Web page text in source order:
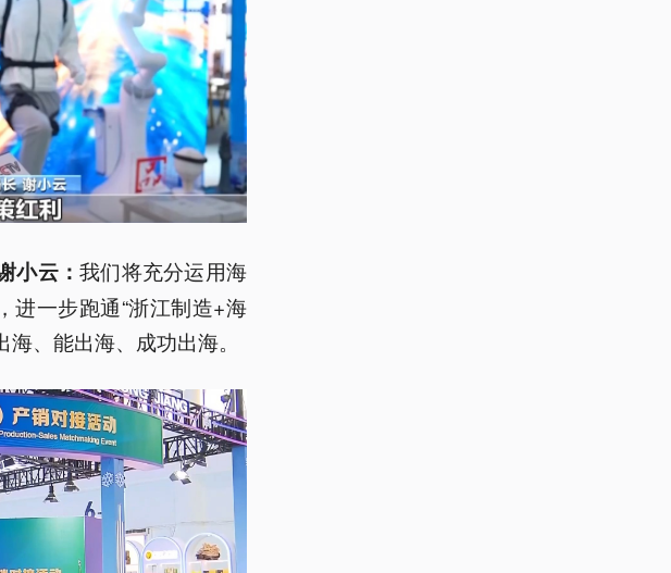
小云：我们将充分运用海
进一步跑通“浙江制造+海
、能出海、成功出海。